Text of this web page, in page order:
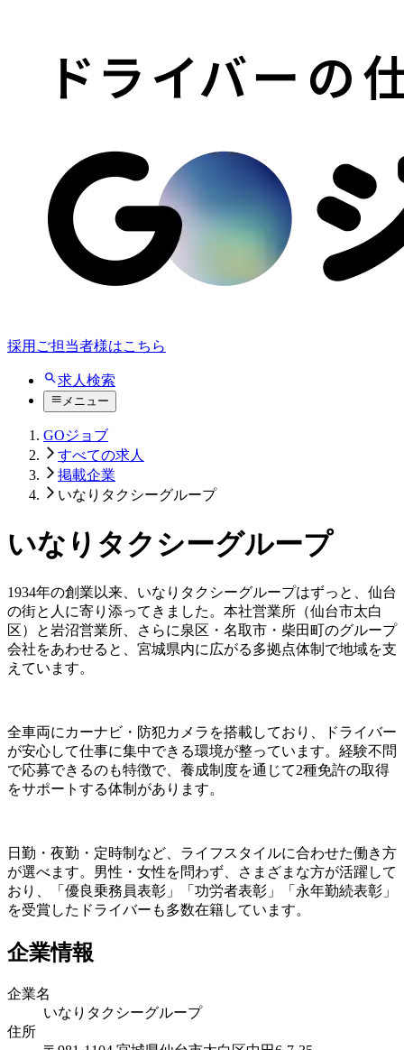
採用ご担当者様はこちら
求人検索
メニュー
GOジョブ
すべての求人
掲載企業
いなりタクシーグループ
いなりタクシーグループ
1934年の創業以来、いなりタクシーグループはずっと、仙台
の街と人に寄り添ってきました。本社営業所（仙台市太白
区）と岩沼営業所、さらに泉区・名取市・柴田町のグループ
会社をあわせると、宮城県内に広がる多拠点体制で地域を支
えています。
全車両にカーナビ・防犯カメラを搭載しており、ドライバー
が安心して仕事に集中できる環境が整っています。経験不問
で応募できるのも特徴で、養成制度を通じて2種免許の取得
をサポートする体制があります。
日勤・夜勤・定時制など、ライフスタイルに合わせた働き方
が選べます。男性・女性を問わず、さまざまな方が活躍して
おり、「優良乗務員表彰」「功労者表彰」「永年勤続表彰」
を受賞したドライバーも多数在籍しています。
企業情報
企業名
いなりタクシーグループ
住所